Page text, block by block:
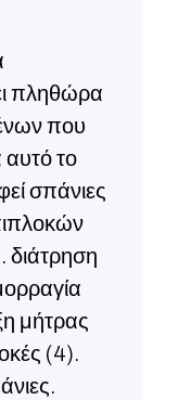
πληθώρα
που
το
σπάνιες
διάτρηση
μήτρας
(4).